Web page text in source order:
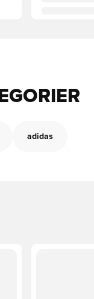
adidas